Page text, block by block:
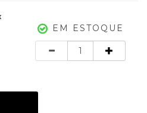
EM ESTOQUE